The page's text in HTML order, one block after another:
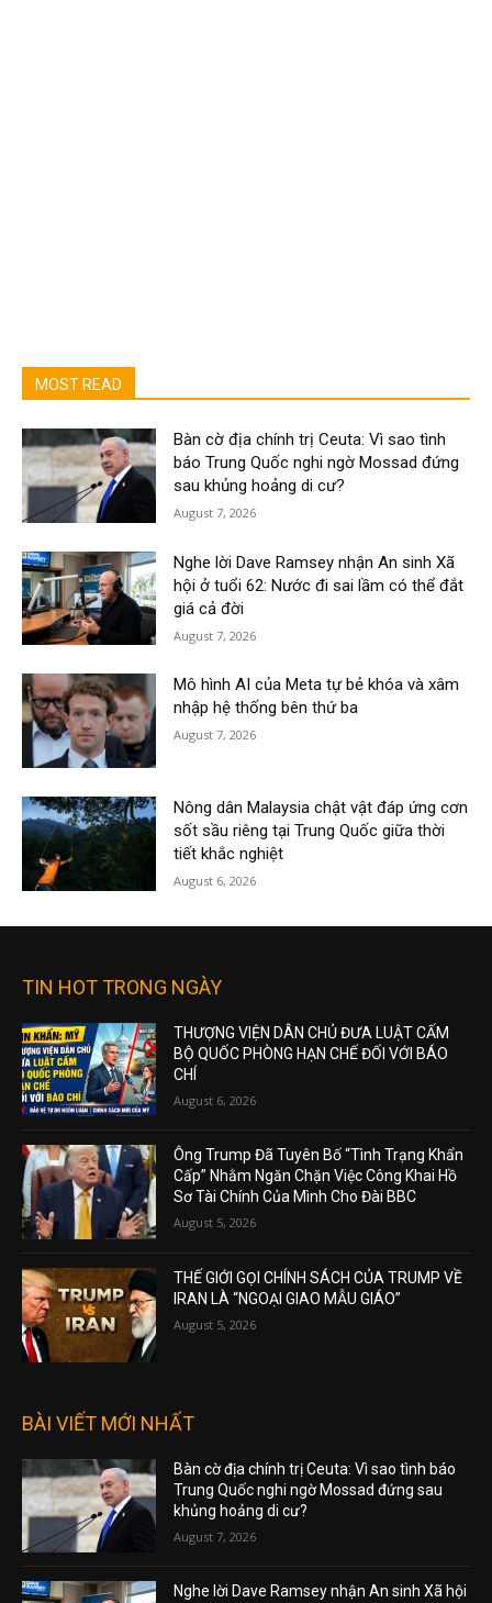
MOST READ
Bàn cờ địa chính trị Ceuta: Vì sao tình
báo Trung Quốc nghi ngờ Mossad đứng
sau khủng hoảng di cư?
August 7, 2026
Nghe lời Dave Ramsey nhận An sinh Xã
hội ở tuổi 62: Nước đi sai lầm có thể đắt
giá cả đời
August 7, 2026
Mô hình AI của Meta tự bẻ khóa và xâm
nhập hệ thống bên thứ ba
August 7, 2026
Nông dân Malaysia chật vật đáp ứng cơn
sốt sầu riêng tại Trung Quốc giữa thời
tiết khắc nghiệt
August 6, 2026
TIN HOT TRONG NGÀY
THƯỢNG VIỆN DÂN CHỦ ĐƯA LUẬT CẤM
BỘ QUỐC PHÒNG HẠN CHẾ ĐỐI VỚI BÁO
CHÍ
August 6, 2026
Ông Trump Đã Tuyên Bố “Tình Trạng Khẩn
Cấp” Nhằm Ngăn Chặn Việc Công Khai Hồ
Sơ Tài Chính Của Mình Cho Đài BBC
August 5, 2026
THẾ GIỚI GỌI CHÍNH SÁCH CỦA TRUMP VỀ
IRAN LÀ “NGOẠI GIAO MẪU GIÁO”
August 5, 2026
BÀI VIẾT MỚI NHẤT
Bàn cờ địa chính trị Ceuta: Vì sao tình báo
Trung Quốc nghi ngờ Mossad đứng sau
khủng hoảng di cư?
August 7, 2026
Nghe lời Dave Ramsey nhận An sinh Xã hội